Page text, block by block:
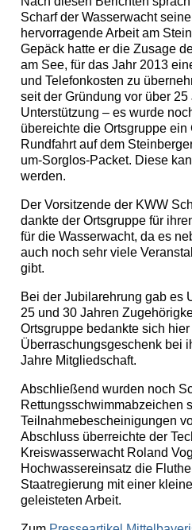
Scharf der Wasserwacht
hervorragende Arbeit am
Gepäck hatte er die Zusage
am See, für das Jahr 2013
und Telefonkosten zu
seit der Gründung vor über
Unterstützung – es wurde
übereichte die Ortsgruppe
Rundfahrt auf dem
um-Sorglos-Packet. Diese
werden.
Der Vorsitzende der KWW
dankte der Ortsgruppe für
für die Wasserwacht, da es
auch noch sehr viele
gibt.
Bei der Jubilarehrung gab es
25 und 30 Jahren
Ortsgruppe bedankte sich
Überraschungsgeschenk bei
Jahre Mitgliedschaft.
Abschließend wurden noch
Rettungsschwimmabzeichen
Teilnahmebescheinigungen
Abschluss überreichte der
Kreiswasserwacht Roland
Hochwassereinsatz die
Staatregierung mit einer
geleisteten Arbeit.